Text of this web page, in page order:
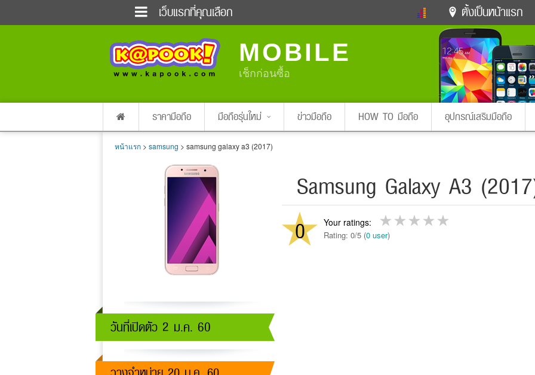
เว็บแรกที่คุณเลือก ตั้งเป็นหน้าแรก
ละคร
ฟังวิทยุออนไลน์
เกม หมากรุกไทย
Glitter
แต่งงาน
แม่และเด็ก ดูดวง
สุขภาพ
กลอน
dictionary
เช็คความเร็วเน็ต iPhone Facebook Twitter
MOBILE
เช็กก่อนซื้อ
ราคามือถือ มือถือรุ่นใหม่ ข่าวมือถือ HOW TO มือถือ อุปกรณ์เสริมมือถือ
หน้าแรก > samsung > samsung galaxy a3 (2017)
Samsung Galaxy A3
0 Rating: 0/5 (0 user)
วันที่เปิดตัว 2 ม.ค. 60